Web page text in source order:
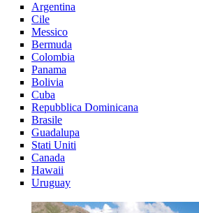
Argentina
Cile
Messico
Bermuda
Colombia
Panama
Bolivia
Cuba
Repubblica Dominicana
Brasile
Guadalupa
Stati Uniti
Canada
Hawaii
Uruguay